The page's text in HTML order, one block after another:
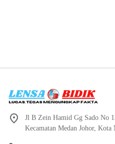
Jl B Zein Hamid Gg Sado No
Kecamatan Medan Johor, Kota